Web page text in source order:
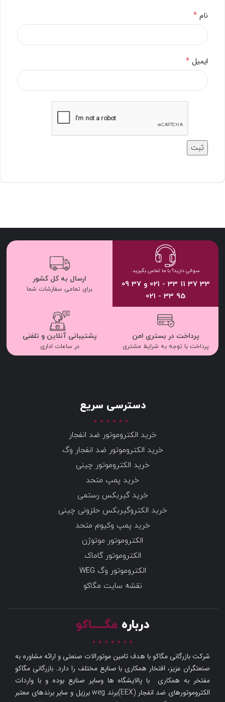
نام *
ایمیل *
سوالی دارید؟ با ما تماس بگیرید.
33 37 11 33 - 021 و 37 09
95 33 - 021
ارسال به کل کشور
برای تمامی سفارشات شما
پرداخت در بستری امن
پرداخت با توجه به شرایط مشتری
پشتیبانی آنلاین و تلفنی
در ساعات اداری
دسترسی سریع
خرید الکتروموتور ضد انفجار
خرید الکتروموتور ضد انفجار وگ
خرید الکتروموتور چینی
خرید پمپ متحد
خرید گیربکس رستمی
خرید الکتروگیربکس حلزونی چینی
خرید پمپ وکیوم متحد
الکتروموتور موتوژن
الکتروموتور گاماک
الکتروموتور وگ WEG
نقشه سایت مگاکو
درباره مگـــــاکو
شرکت بازرگانی مگاکو با هدف تامین موتورالات صنعتی و ارائه مشاوره به
صنعتگران عزیز، افتخار همکاری با صنایع مختلف را دارد. بازرگانی مگاکو
مفتخر به همکاری با پالایشگاه ها وسایر صنایع بوده و با واردات
الکتروموتورهای ضد انفجار (EEX)برند weg برزیل و سایر برندهای معتبر